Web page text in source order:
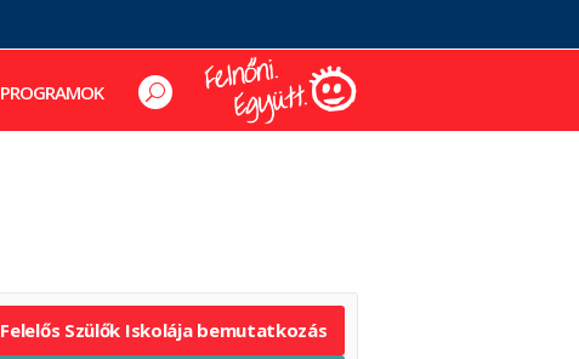
PROGRAMOK
Felelős Szülők Iskolája bemutatkozás